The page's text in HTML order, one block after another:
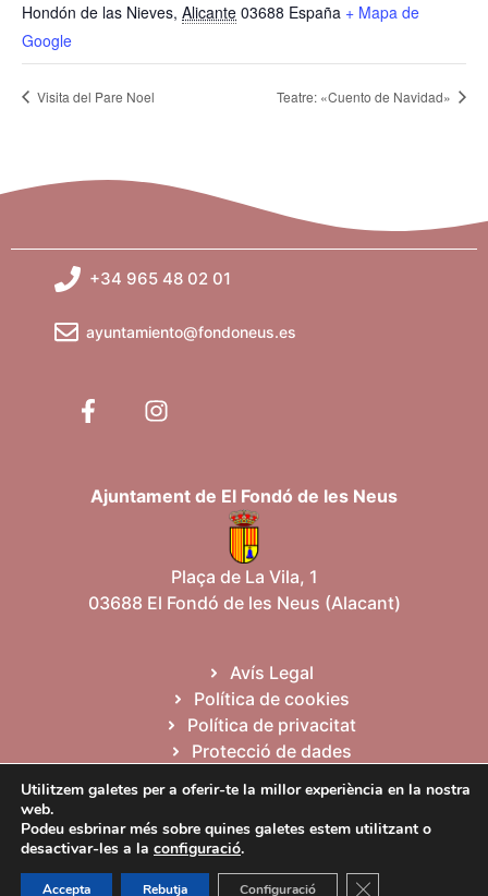
Hondón de las Nieves, Alicante 03688 España + Mapa de
Google
Visita del Pare Noel Teatre: «Cuento de Navidad»
+34 965 48 02 01
ayuntamiento@fondoneus.es
Ajuntament de El Fondó de les Neus
Plaça de La Vila, 1
03688 El Fondó de les Neus (Alacant)
Avís Legal
Política de cookies
Política de privacitat
Protecció de dades
Utilitzem galetes per a oferir-te la millor experiència en la nostra
web.
Podeu esbrinar més sobre quines galetes estem utilitzant o
desactivar-les a la configuració.
Accepta Rebutja Configuració Tanca el bàner de
Español Valencià